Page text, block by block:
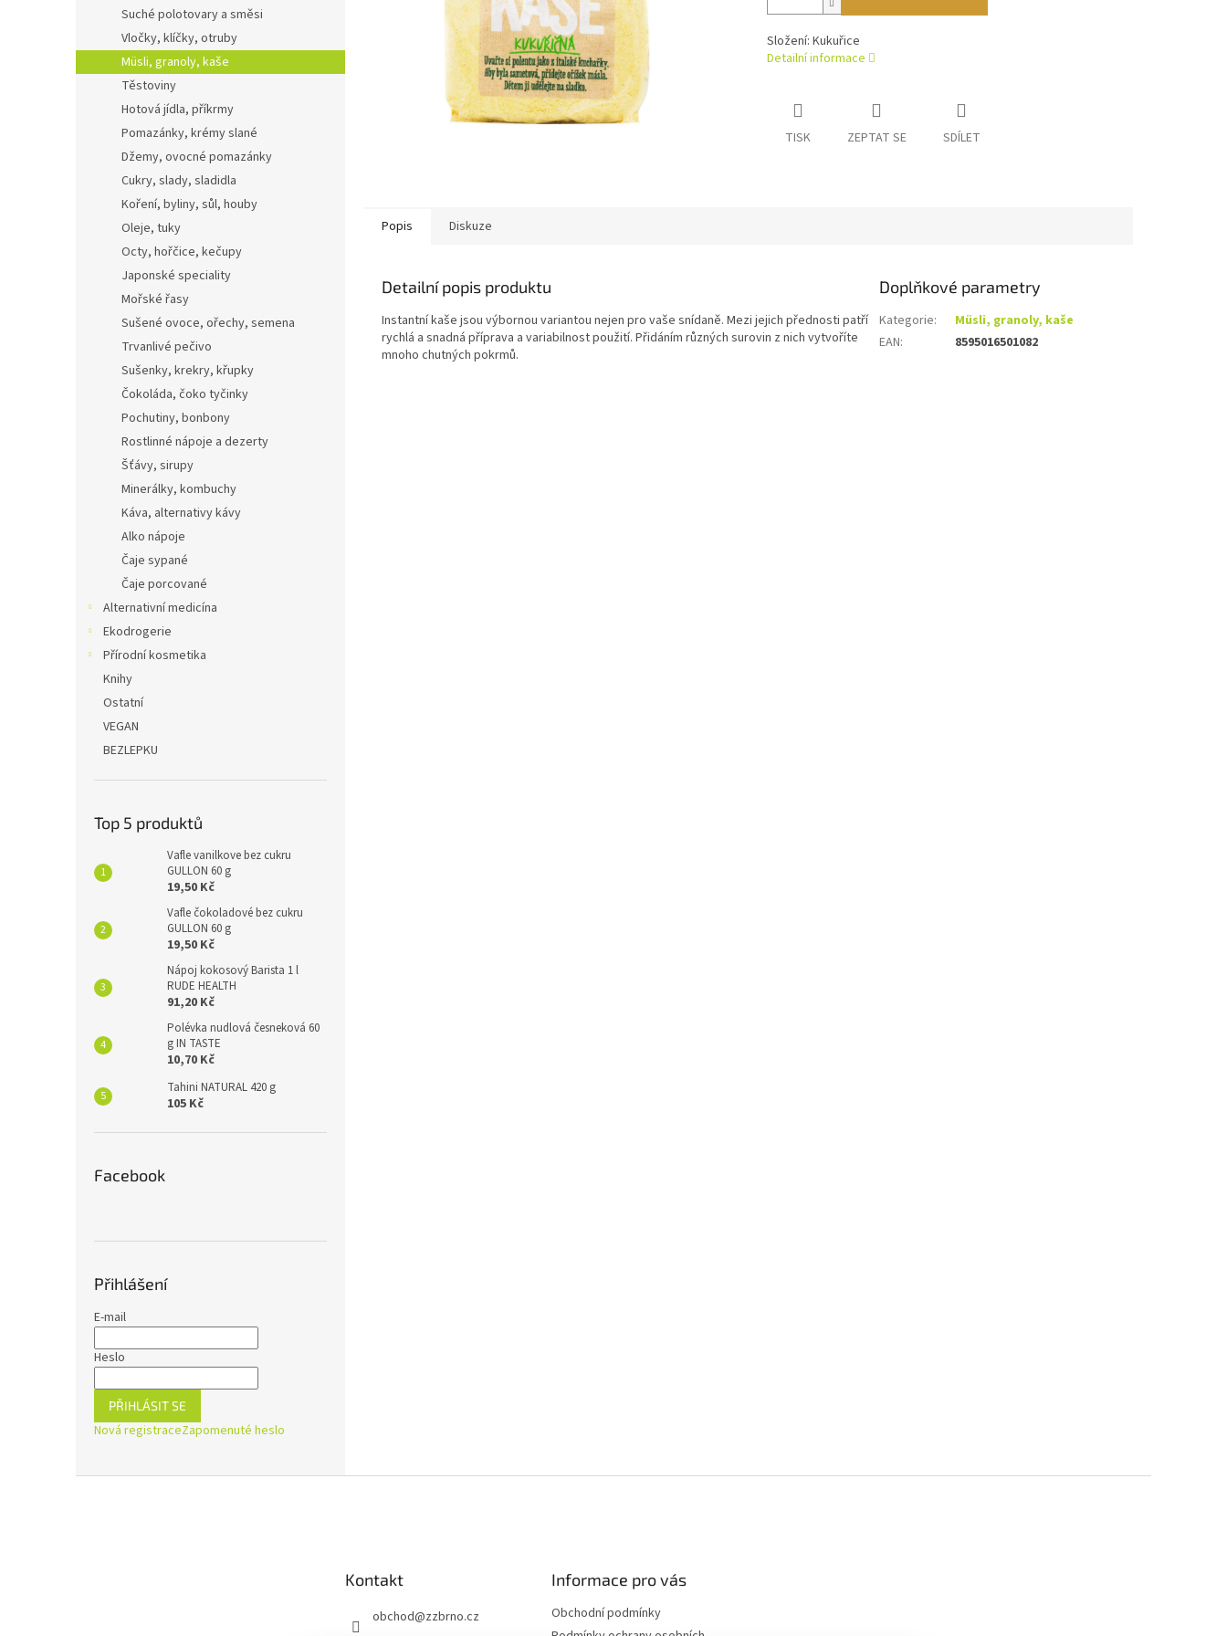
l
Suché polotovary a směsi
Vločky, klíčky, otruby
Müsli, granoly, kaše
Těstoviny
Hotová jídla, příkrmy
Pomazánky, krémy slané
Džemy, ovocné pomazánky
Cukry, slady, sladidla
Koření, byliny, sůl, houby
Oleje, tuky
Octy, hořčice, kečupy
Japonské speciality
Mořské řasy
Sušené ovoce, ořechy, semena
Trvanlivé pečivo
Sušenky, krekry, křupky
Čokoláda, čoko tyčinky
Pochutiny, bonbony
Rostlinné nápoje a dezerty
Šťávy, sirupy
Minerálky, kombuchy
Káva, alternativy kávy
Alko nápoje
Čaje sypané
Čaje porcované
Alternativní medicína
Ekodrogerie
Přírodní kosmetika
Knihy
Ostatní
VEGAN
BEZLEPKU
Top 5 produktů
Vafle vanilkove bez cukru
GULLON 60 g
19,50 Kč
Vafle čokoladové bez cukru
GULLON 60 g
19,50 Kč
Nápoj kokosový Barista 1 l
RUDE HEALTH
91,20 Kč
Polévka nudlová česneková 60
g IN TASTE
10,70 Kč
Tahini NATURAL 420 g
105 Kč
Facebook
Přihlášení
E-mail
Heslo
PŘIHLÁSIT SE
Nová registraceZapomenuté heslo
Složení: Kukuřice
Detailní informace
TISK ZEPTAT SE SDÍLET
Popis Diskuze
Detailní popis produktu
Instantní kaše jsou výbornou variantou nejen pro vaše snídaně. Mezi jejich přednosti patří
rychlá a snadná příprava a variabilnost použití. Přidáním různých surovin z nich vytvoříte
mnoho chutných pokrmů.
Doplňkové parametry
Kategorie:
Müsli, granoly, kaše
EAN: 8595016501082
Kontakt
obchod@zzbrno.cz
Informace pro vás
Obchodní podmínky